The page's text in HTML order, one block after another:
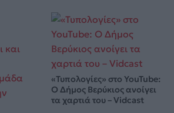
«Τυπολογίες» στο YouTube:
Ο Δήμος Βερύκιος ανοίγει
τα χαρτιά του – Vidcast